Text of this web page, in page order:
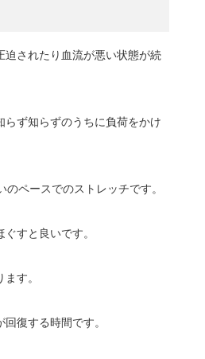
迫されたり血流が悪い状態が続
ず知らずのうちに負荷をかけ
ペースでのストレッチです。
すと良いです。
す。
復する時間です。